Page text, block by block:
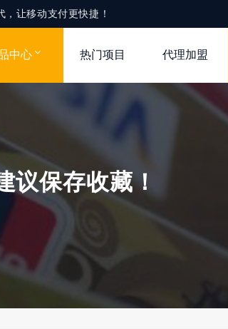
让移动支付更快捷！
中心 热门项目 代理加盟
议保存收藏！